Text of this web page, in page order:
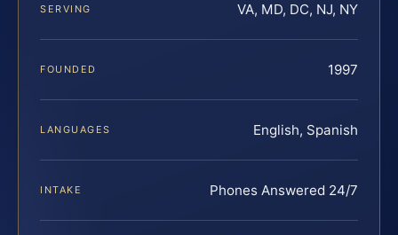
SERVING VA, MD, DC, NJ, NY
FOUNDED 1997
LANGUAGES English, Spanish
INTAKE Phones Answered 24/7